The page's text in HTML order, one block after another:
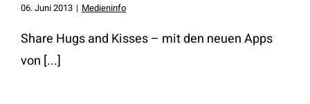
06. Juni 2013 | Medieninfo
Share Hugs and Kisses – mit den neuen Apps
von [...]